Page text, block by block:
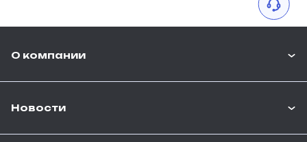
О компании
Новости